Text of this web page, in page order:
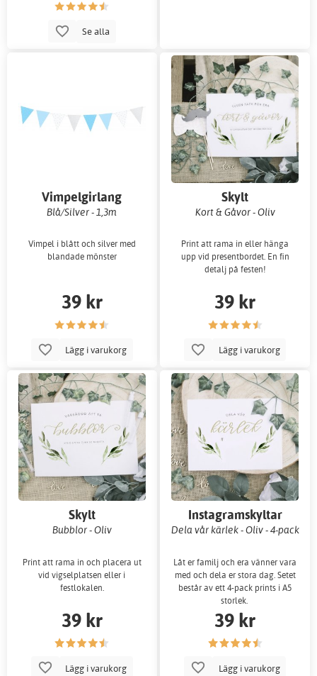
Se alla
Vimpelgirlang
Blå/Silver - 1,3m
Vimpel i blått och silver med
blandade mönster
39 kr
Lägg i varukorg
Skylt
Kort & Gåvor - Oliv
Print att rama in eller hänga
upp vid presentbordet. En fin
detalj på festen!
39 kr
Lägg i varukorg
Skylt
Bubblor - Oliv
Print att rama in och placera ut
vid vigselplatsen eller i
festlokalen.
39 kr
Lägg i varukorg
Instagramskyltar
Dela vår kärlek - Oliv - 4-pack
Låt er familj och era vänner vara
med och dela er stora dag. Setet
består av ett 4-pack prints i A5
storlek.
39 kr
Lägg i varukorg